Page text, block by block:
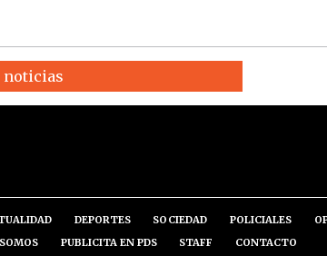
noticias
DEPORTES SOCIEDAD POLICIALES
PUBLICITA EN PDS STAFF CONTACTO